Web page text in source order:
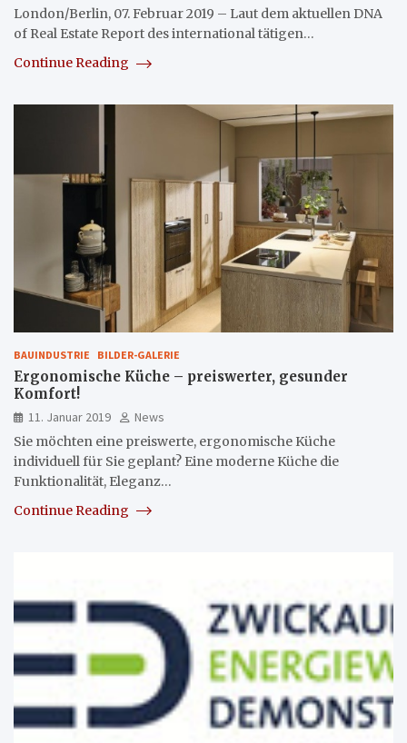
London/Berlin, 07. Februar 2019 – Laut dem aktuellen DNA
of Real Estate Report des international tätigen…
Continue Reading
BAUINDUSTRIE BILDER-GALERIE
Ergonomische Küche – preiswerter, gesunder
Komfort!
11. Januar 2019
News
Sie möchten eine preiswerte, ergonomische Küche
individuell für Sie geplant? Eine moderne Küche die
Funktionalität, Eleganz…
Continue Reading